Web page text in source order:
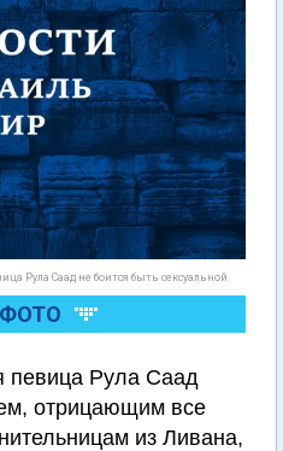
Рула Саад не боится быть сексуальной
певица Рула Саад
отрицающим все
из Ливана,